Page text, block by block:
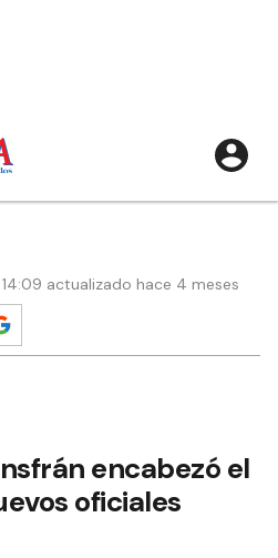
actualizado hace 4 meses
encabezó el
oficiales